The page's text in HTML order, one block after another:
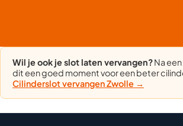
Wil je ook je slot laten vervangen?Na
dit een goed moment voor een beter
Cilinderslot vervangen Zwolle →